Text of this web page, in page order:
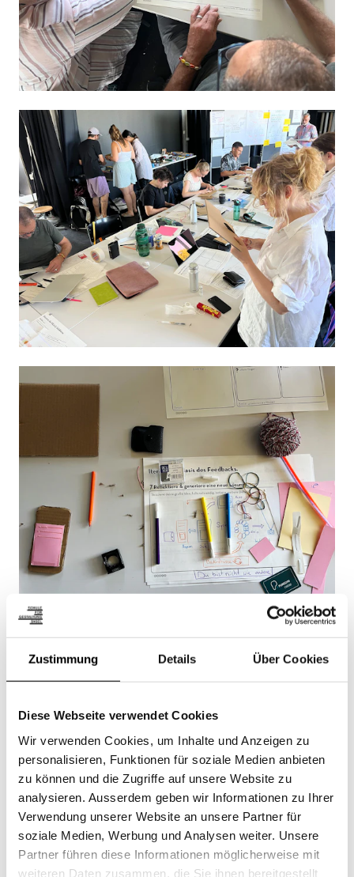
Zustimmung Details Über Cookies
Diese Webseite verwendet Cookies
Wir verwenden Cookies, um Inhalte und Anzeigen zu
personalisieren, Funktionen für soziale Medien anbieten
zu können und die Zugriffe auf unsere Website zu
analysieren. Ausserdem geben wir Informationen zu Ihrer
Verwendung unserer Website an unsere Partner für
soziale Medien, Werbung und Analysen weiter. Unsere
Partner führen diese Informationen möglicherweise mit
weiteren Daten zusammen, die Sie ihnen bereitgestellt